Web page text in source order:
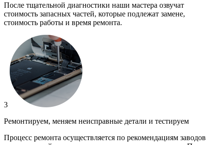
После тщательной диагностики наши мастера озвучат
стоимость запасных частей, которые подлежат замене,
стоимость работы и время ремонта.
3
Ремонтируем, меняем неисправные детали и тестируем
Процесс ремонта осуществляется по рекомендациям заводов